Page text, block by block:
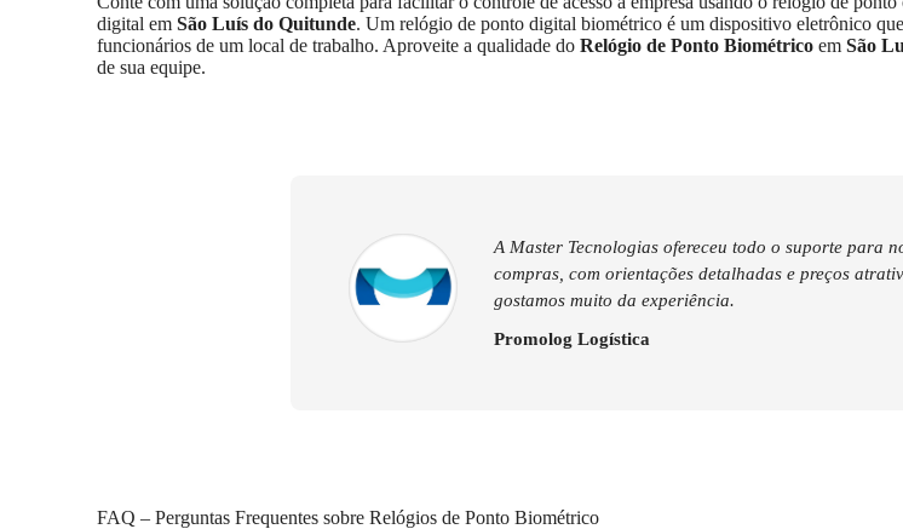
digital em São Luís do Quitunde. Um relógio de ponto digital biométrico é um dispositivo eletrônico
funcionários de um local de trabalho. Aproveite a qualidade do Relógio de Ponto Biométrico em São
de sua equipe.
A Master Tecnologias ofereceu todo o suporte para
compras, com orientações detalhadas e preços
gostamos muito da experiência.
Promolog Logística
FAQ – Perguntas Frequentes sobre Relógios de Ponto Biométrico